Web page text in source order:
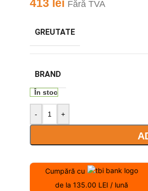
413 lei Fără TVA
GREUTATE
BRAND
În stoc
- +
Cumpără cu
de la 135.00 LEI / lună